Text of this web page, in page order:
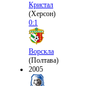
Кристал
(Херсон)
0:1
Ворскла
(Полтава)
2005